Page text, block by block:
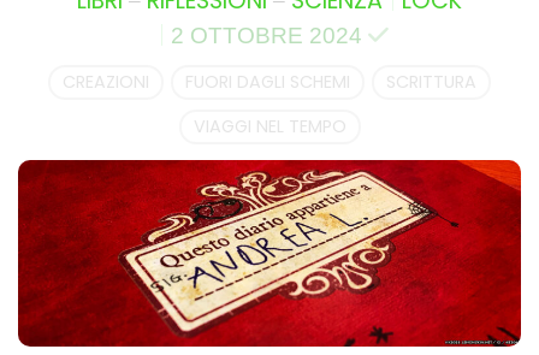
2 OTTOBRE 2024
CREAZIONI FUORI DAGLI SCHEMI
SCRITTURA
VIAGGI NEL TEMPO